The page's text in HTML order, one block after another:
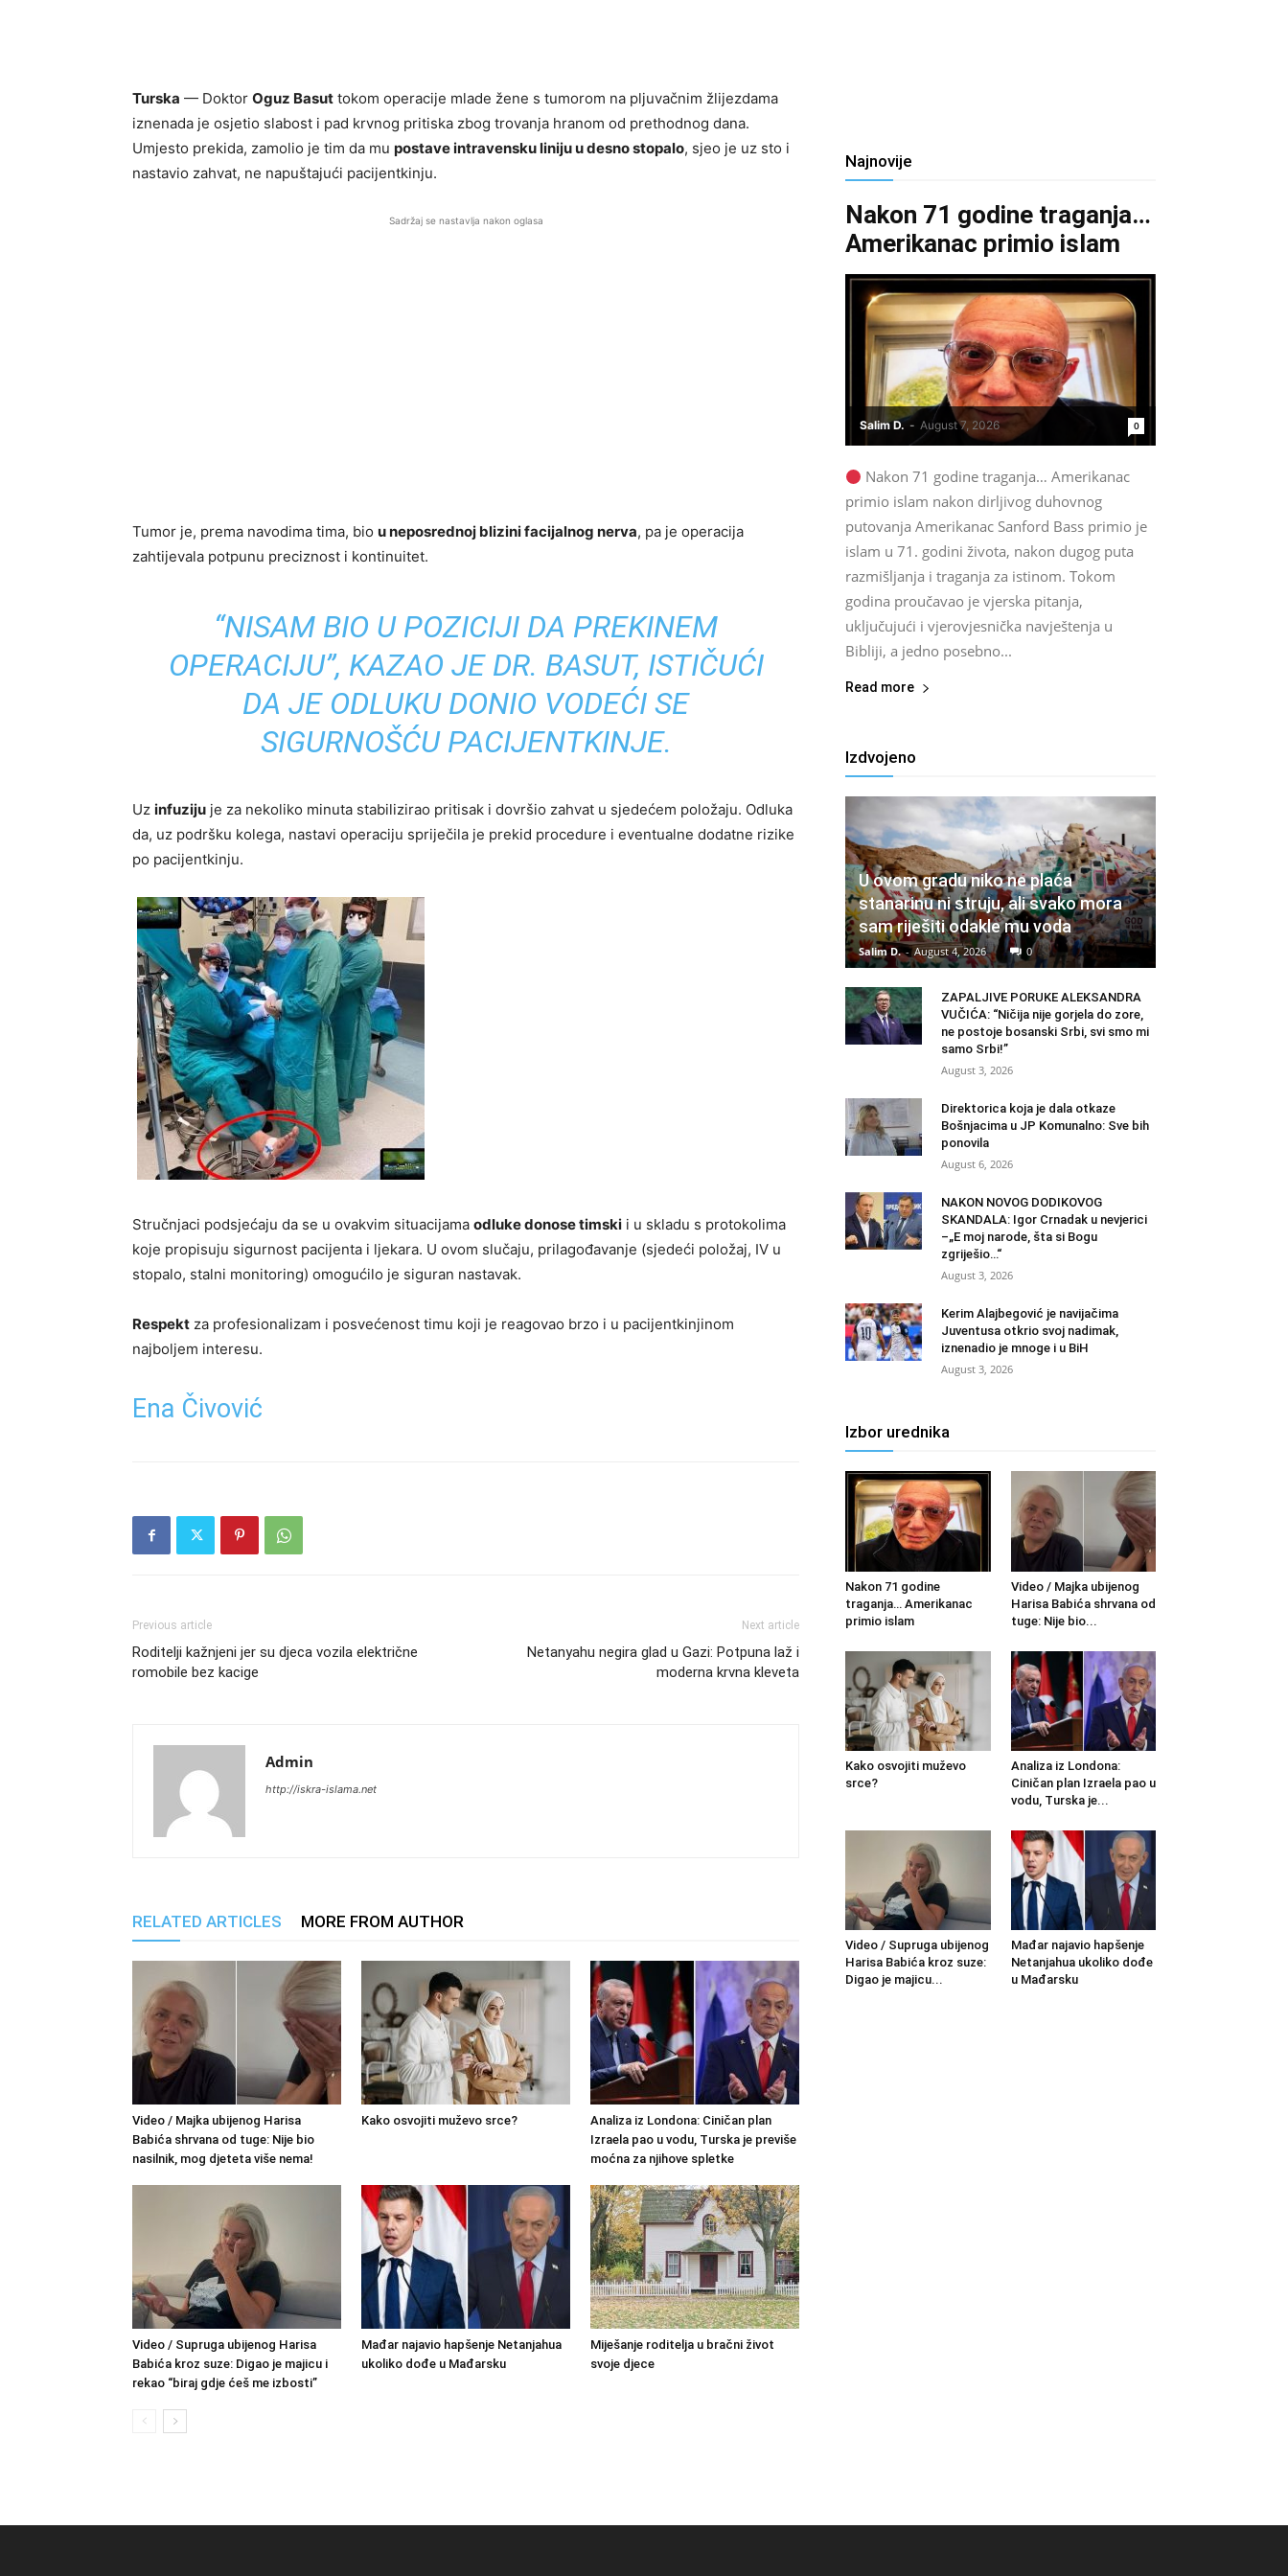
Turska — Doktor Oguz Basut tokom operacije mlade žene s tumorom na pljuvačnim žlijezdama
iznenada je osjetio slabost i pad krvnog pritiska zbog trovanja hranom od prethodnog dana.
Umjesto prekida, zamolio je tim da mu postave intravensku liniju u desno stopalo, sjeo je uz sto i
nastavio zahvat, ne napuštajući pacijentkinju.
Sadržaj se nastavlja nakon oglasa
Tumor je, prema navodima tima, bio u neposrednoj blizini facijalnog nerva, pa je operacija
zahtijevala potpunu preciznost i kontinuitet.
“NISAM BIO U POZICIJI DA PREKINEM
OPERACIJU”, KAZAO JE DR. BASUT, ISTIČUĆI
DA JE ODLUKU DONIO VODEĆI SE
SIGURNOŠĆU PACIJENTKINJE.
Uz infuziju je za nekoliko minuta stabilizirao pritisak i dovršio zahvat u sjedećem položaju. Odluka
da, uz podršku kolega, nastavi operaciju spriječila je prekid procedure i eventualne dodatne rizike
po pacijentkinju.
Stručnjaci podsjećaju da se u ovakvim situacijama odluke donose timski i u skladu s protokolima
koje propisuju sigurnost pacijenta i ljekara. U ovom slučaju, prilagođavanje (sjedeći položaj, IV u
stopalo, stalni monitoring) omogućilo je siguran nastavak.
Respekt za profesionalizam i posvećenost timu koji je reagovao brzo i u pacijentkinjinom
najboljem interesu.
Ena Čivović
Previous article
Roditelji kažnjeni jer su djeca vozila električne
romobile bez kacige
Next article
Netanyahu negira glad u Gazi: Potpuna laž i
moderna krvna kleveta
Admin
http://iskra-islama.net
RELATED ARTICLES MORE FROM AUTHOR
Video / Majka ubijenog Harisa
Babića shrvana od tuge: Nije bio
nasilnik, mog djeteta više nema!
Kako osvojiti muževo srce?
Analiza iz Londona: Ciničan plan
Izraela pao u vodu, Turska je previše
moćna za njihove spletke
Video / Supruga ubijenog Harisa
Babića kroz suze: Digao je majicu i
rekao “biraj gdje ćeš me izbosti”
Mađar najavio hapšenje Netanjahua
ukoliko dođe u Mađarsku
Miješanje roditelja u bračni život
svoje djece
Najnovije
Nakon 71 godine traganja…
Amerikanac primio islam
Salim D. - August 7, 2026 0
Nakon 71 godine traganja… Amerikanac
primio islam nakon dirljivog duhovnog
putovanja Amerikanac Sanford Bass primio je
islam u 71. godini života, nakon dugog puta
razmišljanja i traganja za istinom. Tokom
godina proučavao je vjerska pitanja,
uključujući i vjerovjesnička navještenja u
Bibliji, a jedno posebno...
Read more
Izdvojeno
U ovom gradu niko ne plaća
stanarinu ni struju, ali svako mora
sam riješiti odakle mu voda
Salim D. - August 4, 2026 0
ZAPALJIVE PORUKE ALEKSANDRA
VUČIĆA: “Ničija nije gorjela do zore,
ne postoje bosanski Srbi, svi smo mi
samo Srbi!”
August 3, 2026
Direktorica koja je dala otkaze
Bošnjacima u JP Komunalno: Sve bih
ponovila
August 6, 2026
NAKON NOVOG DODIKOVOG
SKANDALA: Igor Crnadak u nevjerici
–„E moj narode, šta si Bogu
zgriješio…“
August 3, 2026
Kerim Alajbegović je navijačima
Juventusa otkrio svoj nadimak,
iznenadio je mnoge i u BiH
August 3, 2026
Izbor urednika
Nakon 71 godine
traganja… Amerikanac
primio islam
Video / Majka ubijenog
Harisa Babića shrvana od
tuge: Nije bio...
Kako osvojiti muževo
srce?
Analiza iz Londona:
Ciničan plan Izraela pao u
vodu, Turska je...
Video / Supruga ubijenog
Harisa Babića kroz suze:
Digao je majicu...
Mađar najavio hapšenje
Netanjahua ukoliko dođe
u Mađarsku